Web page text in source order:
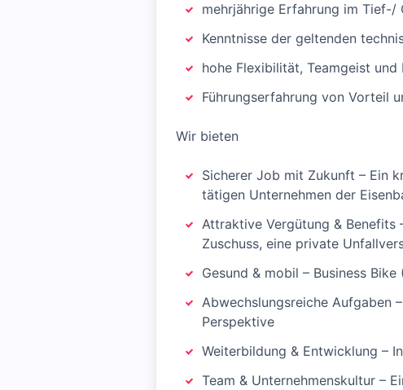
mehrjährige Erfahrung im Tief-/
Kenntnisse der geltenden
hohe Flexibilität, Teamgeist
Führungserfahrung von Vorteil
Wir bieten
Sicherer Job mit Zukunft – Ein
tätigen Unternehmen der
Attraktive Vergütung & Benefits
Zuschuss, eine private
Gesund & mobil – Business
Abwechslungsreiche Aufgaben
Perspektive
Weiterbildung & Entwicklung –
Team & Unternehmenskultur –